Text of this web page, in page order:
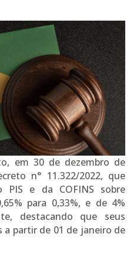
em 30 de dezembro de
n° 11.322/2022, que
e da COFINS sobre
para 0,33%, e de 4%
destacando que seus
partir de 01 de janeiro de